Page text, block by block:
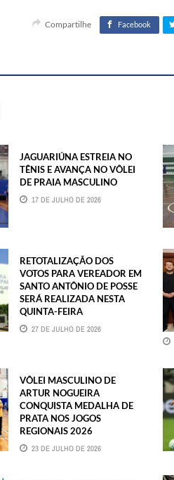
Compartilhe Facebook
JAGUARIÚNA ESTREIA NO
TÊNIS E AVANÇA NO VÔLEI
DE PRAIA MASCULINO
17 DE JULHO DE 2026
RETOTALIZAÇÃO DOS
VOTOS PARA VEREADOR EM
SANTO ANTÔNIO DE POSSE
SERÁ REALIZADA NESTA
QUINTA-FEIRA
27 DE JULHO DE 2026
VÔLEI MASCULINO DE
ARTUR NOGUEIRA
CONQUISTA MEDALHA DE
PRATA NOS JOGOS
REGIONAIS 2026
23 DE JULHO DE 2026